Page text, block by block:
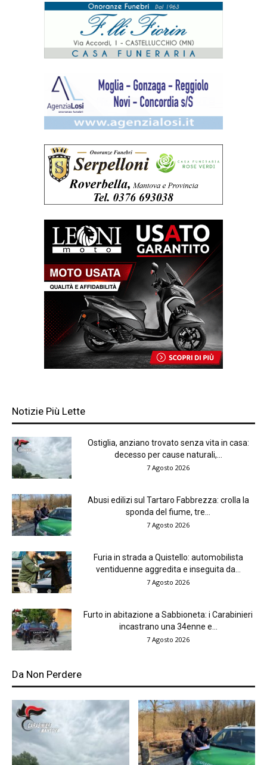
Notizie Più Lette
Ostiglia, anziano trovato senza vita in casa:
decesso per cause naturali,...
7 Agosto 2026
Abusi edilizi sul Tartaro Fabbrezza: crolla la
sponda del fiume, tre...
7 Agosto 2026
Furia in strada a Quistello: automobilista
ventiduenne aggredita e inseguita da...
7 Agosto 2026
Furto in abitazione a Sabbioneta: i Carabinieri
incastrano una 34enne e...
7 Agosto 2026
Da Non Perdere